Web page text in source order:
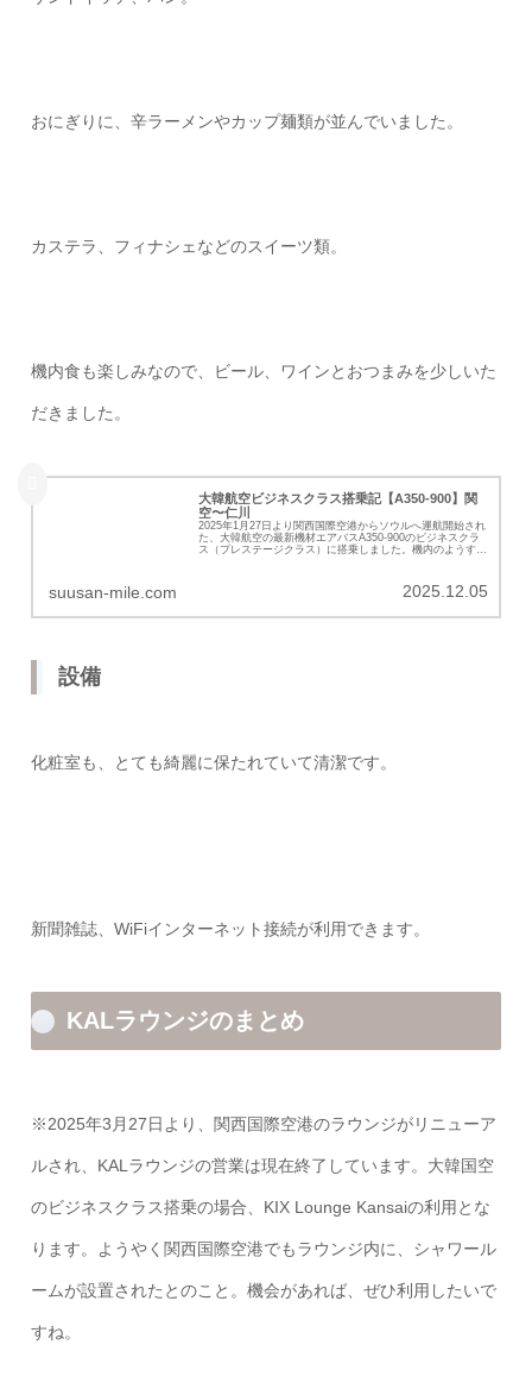
おにぎりに、辛ラーメンやカップ麺類が並んでいました。
カステラ、フィナシェなどのスイーツ類。
機内食も楽しみなので、ビール、ワインとおつまみを少しいた
だきました。
大韓航空ビジネスクラス搭乗記【A350-900】関
空〜仁川
2025年1月27日より関西国際空港からソウルへ運航開始され
た、大韓航空の最新機材エアバスA350-900のビジネスクラ
ス（プレステージクラス）に搭乗しました。機内のようすや
suusan-mile.com 2025.12.05
設備
化粧室も、とても綺麗に保たれていて清潔です。
新聞雑誌、WiFiインターネット接続が利用できます。
KALラウンジのまとめ
※2025年3月27日より、関西国際空港のラウンジがリニューア
ルされ、KALラウンジの営業は現在終了しています。大韓国空
のビジネスクラス搭乗の場合、KIX Lounge Kansaiの利用とな
ります。ようやく関西国際空港でもラウンジ内に、シャワール
ームが設置されたとのこと。機会があれば、ぜひ利用したいで
すね。